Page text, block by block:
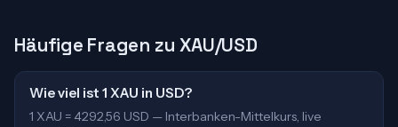
Häufige Fragen zu XAU/USD
Wie viel ist 1 XAU in USD?
1 XAU = 4292,56 USD — Interbanken-Mittelkurs, live